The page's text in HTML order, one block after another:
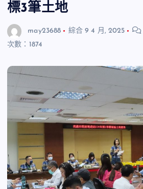
標3筆土地
may23688 綜合 9 4 月, 2025
次數：1874